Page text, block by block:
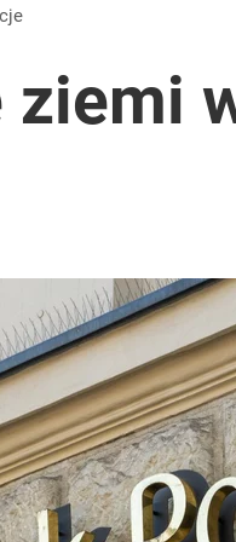
dwa miliony złotych
cenami nad
przekazują sobie